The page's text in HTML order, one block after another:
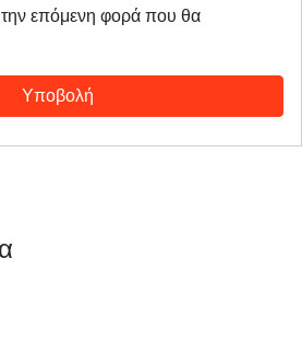
την επόμενη φορά που θα